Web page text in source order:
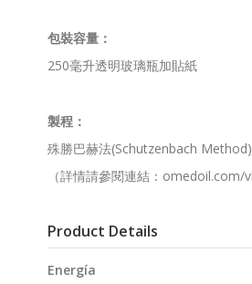
包裝容量：
250毫升透明玻璃瓶加貼紙
製程：
殊勝巴赫法(Schutzenbach Method)
（詳情請參閱連結：omedoil.com/
Product Details
Energía